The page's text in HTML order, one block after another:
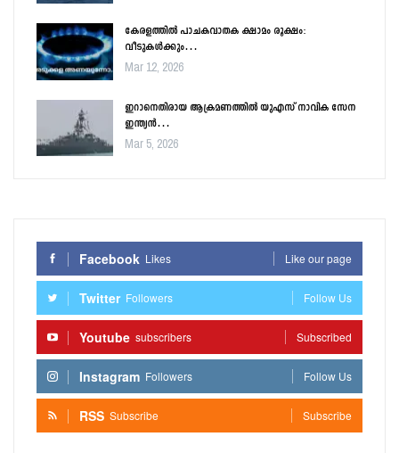
കേരളത്തിൽ പാചകവാതക ക്ഷാമം രൂക്ഷം:
വീടുകൾക്കും…
Mar 12, 2026
ഇറാനെതിരായ ആക്രമണത്തിൽ യുഎസ് നാവിക സേന
ഇന്ത്യൻ…
Mar 5, 2026
Facebook Likes Like our page
Twitter Followers Follow Us
Youtube subscribers Subscribed
Instagram Followers Follow Us
RSS Subscribe Subscribe